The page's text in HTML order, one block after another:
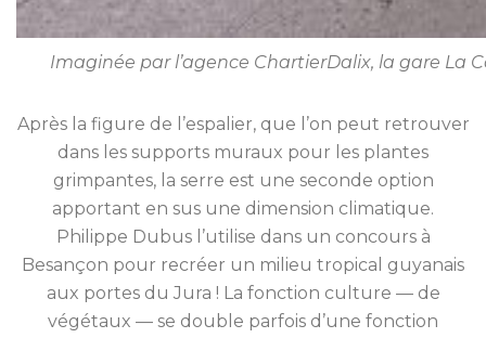
Imaginée par l’agence ChartierDalix, la gare La
Après la figure de l’espalier, que l’on peut retrouver
dans les supports muraux pour les plantes
grimpantes, la serre est une seconde option
apportant en sus une dimension climatique.
Philippe Dubus l’utilise dans un concours à
Besançon pour recréer un milieu tropical guyanais
aux portes du Jura ! La fonction culture — de
végétaux — se double parfois d’une fonction